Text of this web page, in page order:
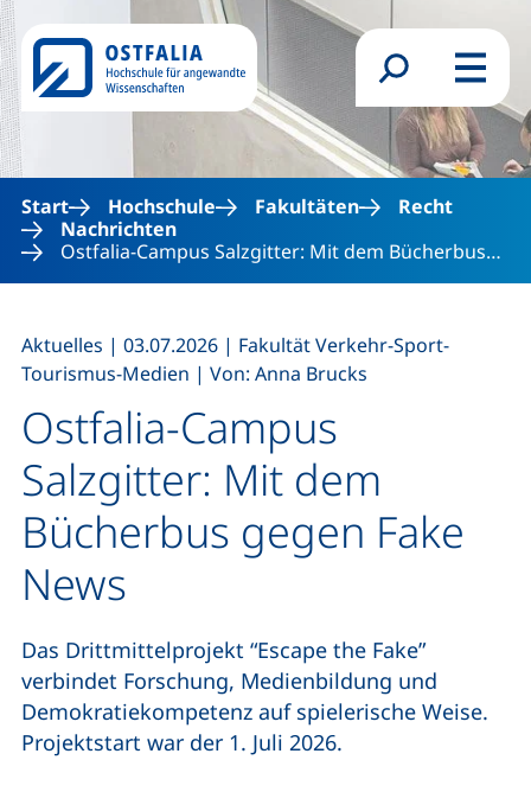
Direkt zum Inhalt
Suchformular
Menü
Start Hochschule Fakultäten
Recht
Nachrichten
Ostfalia-Campus Salzgitter: Mit dem Bücherbus…
Ostfalia-Campus
Salzgitter: Mit dem
Bücherbus gegen Fake
News
Aktuelles | 03.07.2026 | Fakultät Verkehr-Sport-
Tourismus-Medien | Von: Anna Brucks
Das Drittmittelprojekt “Escape the Fake”
verbindet Forschung, Medienbildung und
Demokratiekompetenz auf spielerische Weise.
Projektstart war der 1. Juli 2026.